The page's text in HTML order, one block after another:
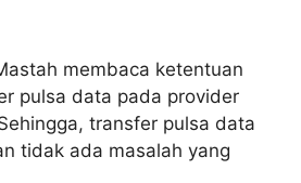
membaca ketentuan
pulsa data pada provider
transfer pulsa data
tidak ada masalah yang